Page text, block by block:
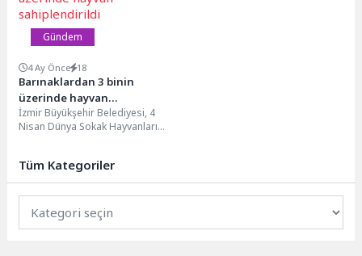
Gündem
4 Ay Önce 18
Barınaklardan 3 binin
üzerinde hayvan
sahiplendirildi
İzmir Büyükşehir Belediyesi, 4
Nisan Dünya Sokak Hayvanları
Tüm Kategoriler